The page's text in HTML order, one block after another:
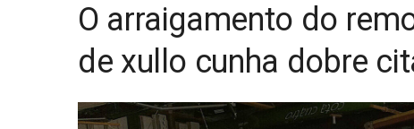
O arraigamento do
de xullo cunha dobre